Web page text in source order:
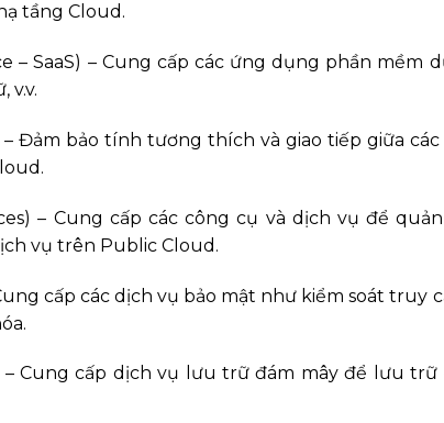
tầng Cloud.
– SaaS) – Cung cấp các ứng dụng phần mềm
v.v.
Đảm bảo tính tương thích và giao tiếp giữa các
– Cung cấp các công cụ và dịch vụ để
vụ trên Public Cloud.
cấp các dịch vụ bảo mật như kiểm soát truy
– Cung cấp dịch vụ lưu trữ đám mây để lưu trữ